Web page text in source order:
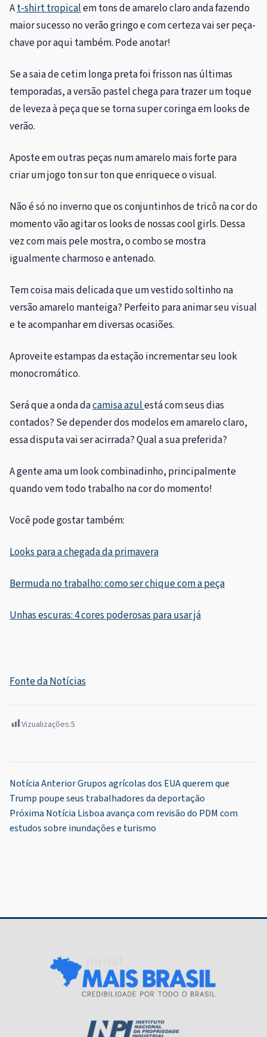
At-shirt tropicalem tons de amarelo claro anda fazendo
maior sucesso no verão gringo e com certeza vai ser peça-
chave por aqui também. Pode anotar!
Se a saia de cetim longa preta foi frisson nas últimas
temporadas, a versão pastel chega para trazer um toque
de leveza à peça que se torna super coringa em looks de
verão.
Aposte em outras peças num amarelo mais forte para
criar um jogo ton sur ton que enriquece o visual.
Não é só no inverno que os conjuntinhos de tricô na cor do
momento vão agitar os looks de nossas cool girls. Dessa
vez com mais pele mostra, o combo se mostra
igualmente charmoso e antenado.
Tem coisa mais delicada que um vestido soltinho na
versão amarelo manteiga? Perfeito para animar seu visual
e te acompanhar em diversas ocasiões.
Aproveite estampas da estação incrementar seu look
monocromático.
Será que a onda dacamisa azulestá com seus dias
contados? Se depender dos modelos em amarelo claro,
essa disputa vai ser acirrada? Qual a sua preferida?
A gente ama um look combinadinho, principalmente
quando vem todo trabalho na cor do momento!
Você pode gostar também:
Looks para a chegada da primavera
Bermuda no trabalho: como ser chique com a peça
Unhas escuras: 4 cores poderosas para usar já
Fonte da Notícias
Vizualizações:5
Navegação
de
Post
Notícia AnteriorGrupos agrícolas dos EUA querem que
Trump poupe seus trabalhadores da deportação
Próxima Notícia Lisboa avança com revisão do PDM com
estudos sobre inundações e turismo